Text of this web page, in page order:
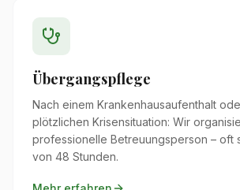
Übergangspflege
Nach einem Krankenhausaufenthalt
plötzlichen Krisensituation: Wir
professionelle Betreuungsperson – oft
von 48 Stunden.